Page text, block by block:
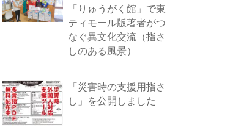
「りゅうがく館」で東
ティモール版著者がつ
なぐ異文化交流（指さ
しのある風景）
「災害時の支援用指さ
し」を公開しました